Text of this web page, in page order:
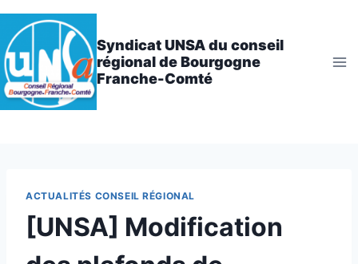
Aller
au
contenu
Syndicat UNSA du conseil
régional de Bourgogne
Franche-Comté
ACTUALITÉS CONSEIL RÉGIONAL
[UNSA] Modification